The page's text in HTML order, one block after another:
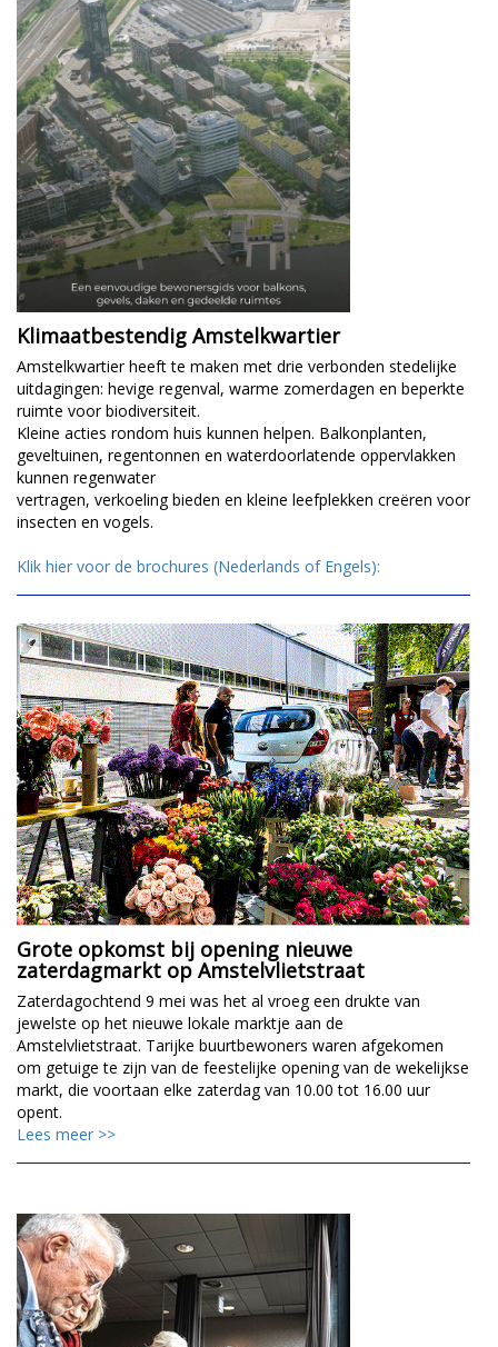
Klimaatbestendig Amstelkwartier
Amstelkwartier heeft te maken met drie verbonden stedelijke
uitdagingen: hevige regenval, warme zomerdagen en beperkte
ruimte voor biodiversiteit.
Kleine acties rondom huis kunnen helpen. Balkonplanten,
geveltuinen, regentonnen en waterdoorlatende oppervlakken
kunnen regenwater
vertragen, verkoeling bieden en kleine leefplekken creëren voor
insecten en vogels.
Klik hier voor de brochures (Nederlands of Engels):
Grote opkomst bij opening nieuwe
zaterdagmarkt op Amstelvlietstraat
Zaterdagochtend 9 mei was het al vroeg een drukte van
jewelste op het nieuwe lokale marktje aan de
Amstelvlietstraat. Tarijke buurtbewoners waren afgekomen
om getuige te zijn van de feestelijke opening van de wekelijkse
markt, die voortaan elke zaterdag van 10.00 tot 16.00 uur
opent.
Lees meer >>